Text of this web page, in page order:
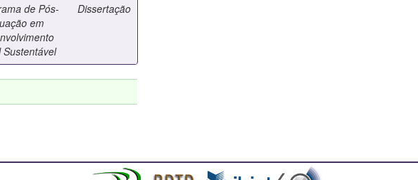
de Pós-
em
Sustentável
Dissertação